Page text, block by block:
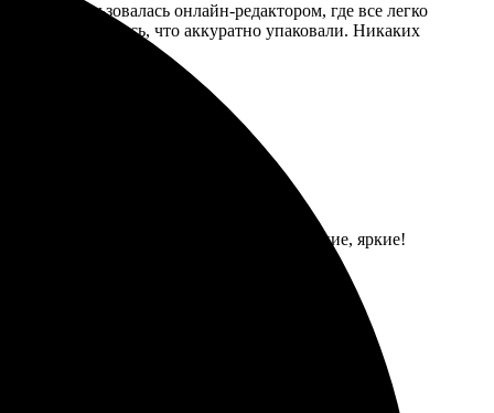
Пользовалась онлайн-редактором, где все легко
Понравилось, что аккуратно упаковали. Никаких
Пазлы пришли вовремя, детали четкие, яркие!